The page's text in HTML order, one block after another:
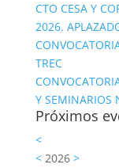
CTO CESA Y
2026.
TREC
Y SEMINARIOS
Próximos
<
<2026 >